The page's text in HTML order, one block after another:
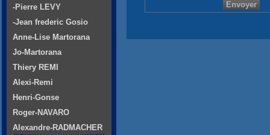
-Pierre LEVY
-Jean frederic Gosio
Anne-Lise Martorana
Jo-Martorana
Thiery REMI
Alexi-Remi
Henri-Gonse
Roger-NAVARO
Alexandre-RADMACHER